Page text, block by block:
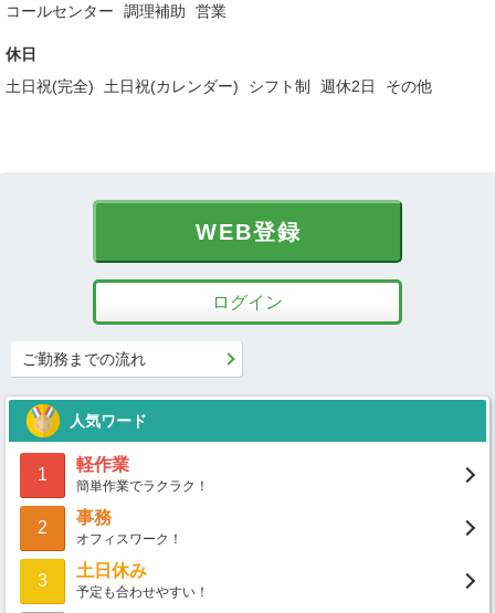
コールセンター
調理補助 営業
休日
土日祝(完全)
土日祝(カレンダー) シフト制 週休2日 その他
WEB登録
ログイン
ご勤務までの流れ
人気ワード
1
軽作業
簡単作業でラクラク！
2
事務
オフィスワーク！
3
土日休み
予定も合わせやすい！